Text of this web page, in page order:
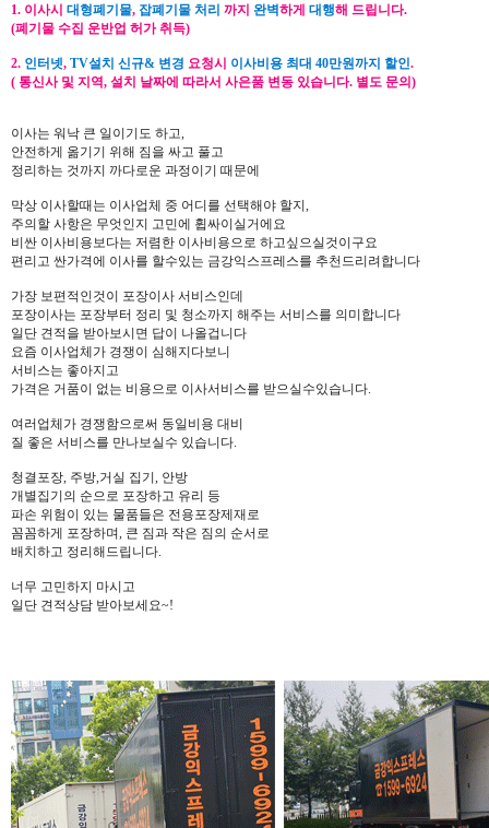
1. 이사시 대형폐기물, 잡폐기물 처리 까지 완벽하게 대행해 드립니다.
(폐기물 수집 운반업 허가 취득)
2. 인터넷, TV설치 신규& 변경 요청시 이사비용 최대 40만원까지 할인.
( 통신사 및 지역, 설치 날짜에 따라서 사은품 변동 있습니다. 별도 문의)
이사는 워낙 큰 일이기도 하고,
안전하게 옮기기 위해 짐을 싸고 풀고
정리하는 것까지 까다로운 과정이기 때문에
막상 이사할때는 이사업체 중 어디를 선택해야 할지,
주의할 사항은 무엇인지 고민에 휩싸이실거에요
비싼 이사비용보다는 저렴한 이사비용으로 하고싶으실것이구요
편리고 싼가격에 이사를 할수있는 금강익스프레스를 추천드리려합니다
가장 보편적인것이 포장이사 서비스인데
포장이사는 포장부터 정리 및 청소까지 해주는 서비스를 의미합니다
​일단 견적을 받아보시면 답이 나올겁니다
요즘 이사업체가 경쟁이 심해지다보니
서비스는 좋아지고
가격은 거품이 없는 비용으로 이사서비스를 받으실수있습니다.
여러업체가 경쟁함으로써 동일비용 대비
질 좋은 서비스를 만나보실수 있습니다.
청결포장, 주방,거실 집기, 안방
개별집기의 순으로 포장하고 유리 등
파손 위험이 있는 물품들은 전용포장제재로
꼼꼼하게 포장하며, 큰 짐과 작은 짐의 순서로
배치하고 정리해드립니다.
너무 고민하지 마시고
일단 견적상담 받아보세요~!